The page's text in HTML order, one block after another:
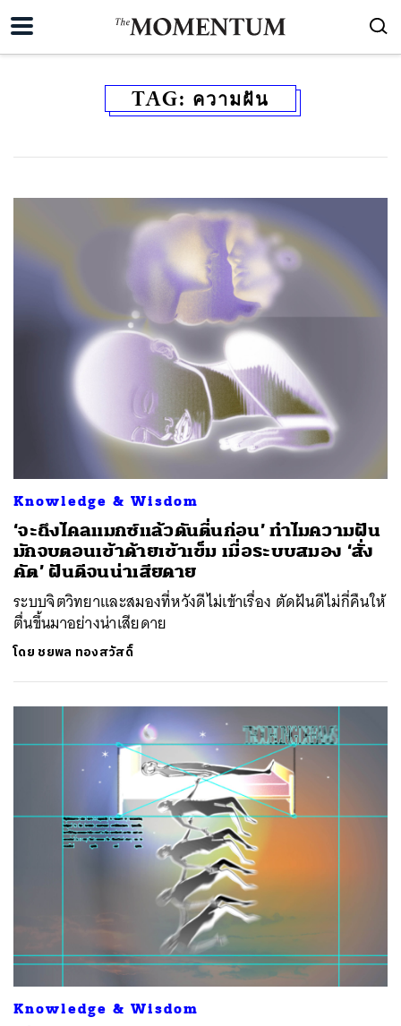
TAG: ความฝัน
Knowledge & Wisdom
‘จะถึงไคลแมกซ์แล้วดันตื่นก่อน’ ทำไมความฝัน
มักจบตอนเข้าด้ายเข้าเข็ม เมื่อระบบสมอง ‘สั่ง
คัต’ ฝันดีจนน่าเสียดาย
ระบบจิตวิทยาและสมองที่หวังดีไม่เข้าเรื่อง ตัดฝันดีไม่กี่คืนให้
ตื่นขึ้นมาอย่างน่าเสียดาย
โดย ชยพล ทองสวัสดิ์
Knowledge & Wisdom